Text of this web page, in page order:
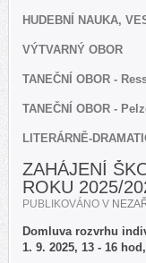
HUDEBNÍ NAUKA,
VÝTVARNÝ OBOR
TANEČNÍ OBOR -
TANEČNÍ OBOR -
LITERÁRNĚ-
ZAHÁJENÍ
ROKU 2025/
PUBLIKOVÁNO V
Domluva rozvrhu
1. 9. 2025, 13 - 16